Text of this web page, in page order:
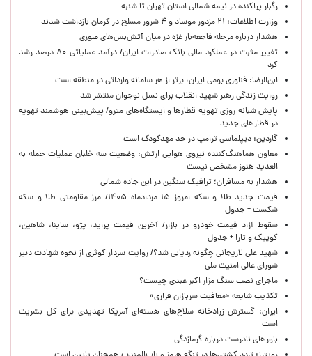
رگبار پراکنده در نیمه شمالی استان تهران تا شنبه
وزارت اطلاعات: ۲۱ مزدور موساد و ۴ شرور مسلح در کرمان بازداشت شدند
هشدار درباره مرحله فاجعه‌بار غزه در میان آتش‌بس‌های صوری
تغییر مثبت در عملکرد مالی بانک صادرات ایران/ درآمد عملیاتی ۸۰ درصد رشد
کرد
ابن‌الرضا: فناوری بومی ایران، برتر از هر سامانه وارداتی در منطقه است
روایت زندگی رهبر شهید انقلاب برای نسل نوجوان منتشر شد
پایش شبانه روزی تهویه قطارها و ایستگاه‌های مترو/ پیش‌بینی هوشمند تهویه
در قطارهای جدید
گاردین: دیپلماسی ترامپ در حد مهدکودک است
معاون هماهنگ‌کننده نیروی هوایی ارتش: وضعیت سه خلبان عملیات حمله به
العدید هنوز مشخص نیست
هشدار به مسافران؛ ترافیک سنگین در این جاده شمالی
قیمت جدید طلا و سکه امروز ۱۵ مردادماه ۱۴۰۵/ مرز مقاومتی طلا و سکه
شکست + جدول
سقوط آزاد قیمت خودرو در بازار/ آخرین قیمت پراید، پژو، ساینا، شاهین،
کوییک و تارا + جدول
شهید علی لاریجانی چگونه ردیابی شد؟/ روایت سردار کوثری از نحوه شهادت دبیر
شورای عالی امنیت ملی
ماجرای نصب سنگ مزار اکبر عبدی چیست؟
تکذیب شایعه «معافیت سربازان فراری»
ایران: گسترش زرادخانه سلاح‌های هسته‌ای آمریکا تهدیدی برای کل بشریت
است
باورهای نادرست درباره گرمازدگی